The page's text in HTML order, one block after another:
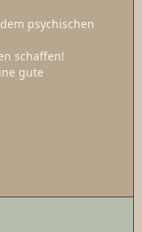
psychischen
schaffen!
gute